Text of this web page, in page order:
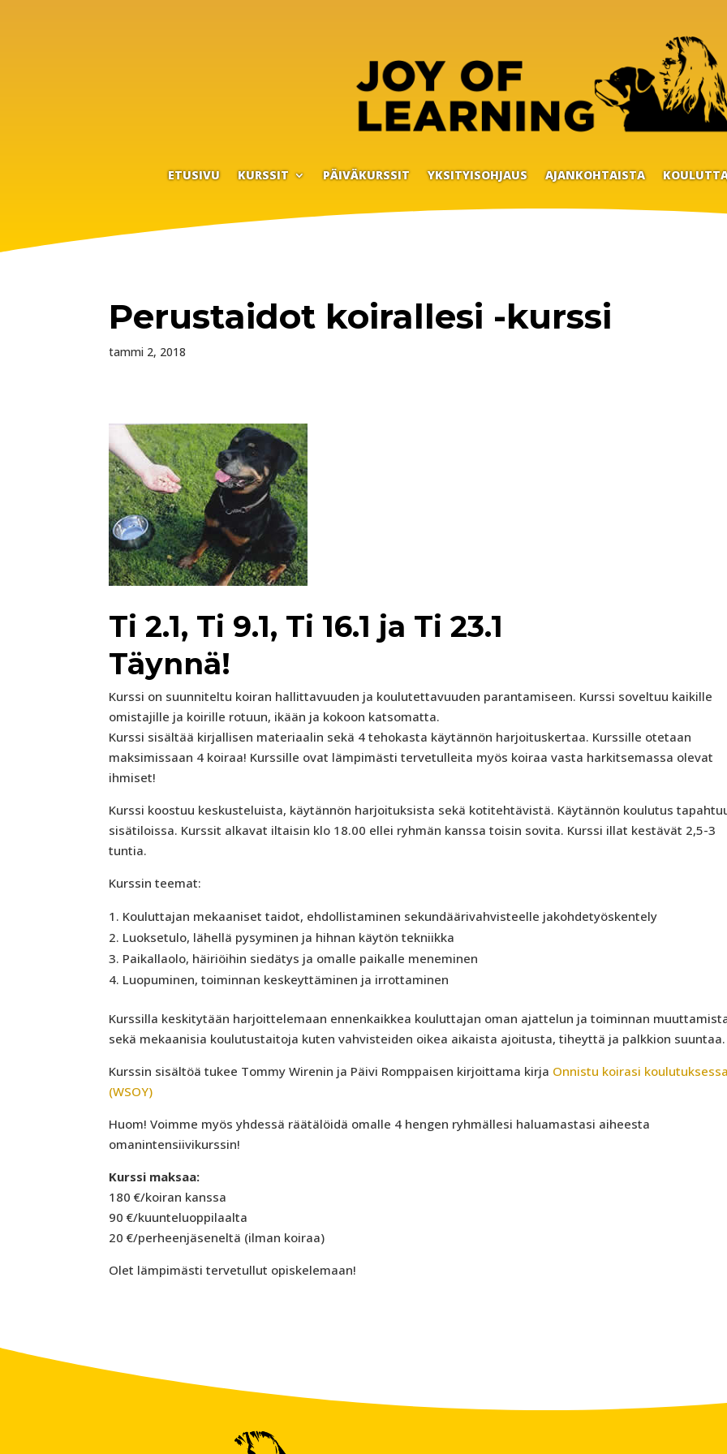
ETUSIVU KURSSIT PÄIVÄKURSSIT YKSITYISOHJAUS AJANKOHTAISTA
Perustaidot koirallesi -kurssi
tammi 2, 2018
Ti 2.1, Ti 9.1, Ti 16.1 ja Ti 23.1
Täynnä!
Kurssi on suunniteltu koiran hallittavuuden ja koulutettavuuden parantamiseen. Kurssi soveltuu kaikille
omistajille ja koirille rotuun, ikään ja kokoon katsomatta.
Kurssi sisältää kirjallisen materiaalin sekä 4 tehokasta käytännön harjoituskertaa. Kurssille otetaan
maksimissaan 4 koiraa! Kurssille ovat lämpimästi tervetulleita myös koiraa vasta harkitsemassa olevat
ihmiset!
Kurssi koostuu keskusteluista, käytännön harjoituksista sekä kotitehtävistä. Käytännön koulutus
sisätiloissa. Kurssit alkavat iltaisin klo 18.00 ellei ryhmän kanssa toisin sovita. Kurssi illat kestävät 2,5-3
tuntia.
Kurssin teemat:
Kouluttajan mekaaniset taidot, ehdollistaminen sekundäärivahvisteelle jakohdetyöskentely
Luoksetulo, lähellä pysyminen ja hihnan käytön tekniikka
Paikallaolo, häiriöihin siedätys ja omalle paikalle meneminen
Luopuminen, toiminnan keskeyttäminen ja irrottaminen
Kurssilla keskitytään harjoittelemaan ennenkaikkea kouluttajan oman ajattelun ja toiminnan
sekä mekaanisia koulutustaitoja kuten vahvisteiden oikea aikaista ajoitusta, tiheyttä ja palkkion suuntaa.
Kurssin sisältöä tukee Tommy Wirenin ja Päivi Romppaisen kirjoittama kirja Onnistu koirasi koulutuksessa
(WSOY)
Huom! Voimme myös yhdessä räätälöidä omalle 4 hengen ryhmällesi haluamastasi aiheesta
omanintensiivikurssin!
Kurssi maksaa:
180 €/koiran kanssa
90 €/kuunteluoppilaalta
20 €/perheenjäseneltä (ilman koiraa)
Olet lämpimästi tervetullut opiskelemaan!